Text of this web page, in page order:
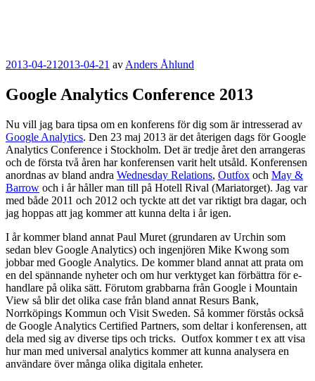
Publicerat
2013-04-21 2013-04-21 av Anders Åhlund
Google Analytics Conference 2013
Nu vill jag bara tipsa om en konferens för dig som är intresserad av
Google Analytics. Den 23 maj 2013 är det återigen dags för Google
Analytics Conference i Stockholm. Det är tredje året den arrangeras
och de första två åren har konferensen varit helt utsåld. Konferensen
anordnas av bland andra Wednesday Relations, Outfox och May &
Barrow och i år håller man till på Hotell Rival (Mariatorget). Jag var
med både 2011 och 2012 och tyckte att det var riktigt bra dagar, och
jag hoppas att jag kommer att kunna delta i år igen.
I år kommer bland annat Paul Muret (grundaren av Urchin som
sedan blev Google Analytics) och ingenjören Mike Kwong som
jobbar med Google Analytics. De kommer bland annat att prata om
en del spännande nyheter och om hur verktyget kan förbättra för e-
handlare på olika sätt. Förutom grabbarna från Google i Mountain
View så blir det olika case från bland annat Resurs Bank,
Norrköpings Kommun och Visit Sweden. Så kommer förstås också
de Google Analytics Certified Partners, som deltar i konferensen, att
dela med sig av diverse tips och tricks. Outfox kommer t ex att visa
hur man med universal analytics kommer att kunna analysera en
användare över många olika digitala enheter.